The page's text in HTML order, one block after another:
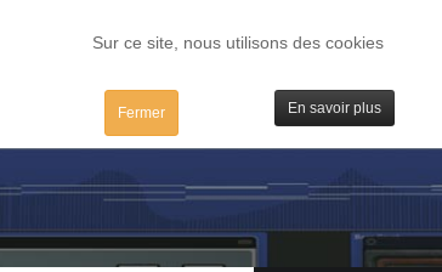
Sur ce site, nous utilisons des cookies
Fermer En savoir plus
TESTS IBIDULES / MAC PLUGS / IV